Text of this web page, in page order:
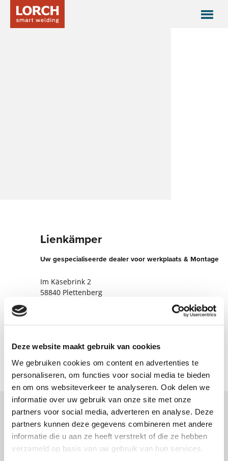
Deze website maakt gebruik van cookies
We gebruiken cookies om content en advertenties te
personaliseren, om functies voor social media te bieden
en om ons websiteverkeer te analyseren. Ook delen we
informatie over uw gebruik van onze site met onze
partners voor social media, adverteren en analyse. Deze
partners kunnen deze gegevens combineren met andere
informatie die u aan ze heeft verstrekt of die ze hebben
verzameld op basis van uw gebruik van hun services.
Lienkämper
Uw gespecialiseerde dealer voor werkplaats & Montage
Im Käsebrink 2
58840 Plettenberg
Nu contact opnemen
Neem contact met ons op via ons online
formulier en wij nemen zo spoedig
mogelijk contact met u op.